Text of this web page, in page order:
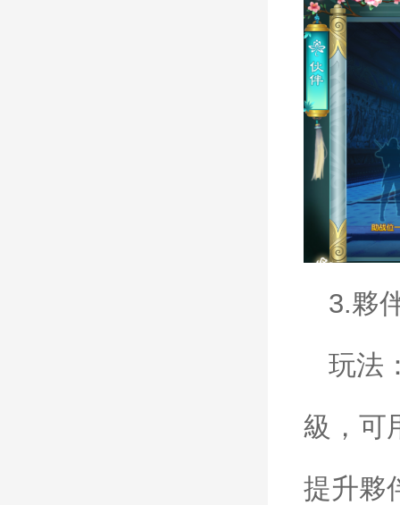
3.夥
玩法
級，可
提升夥